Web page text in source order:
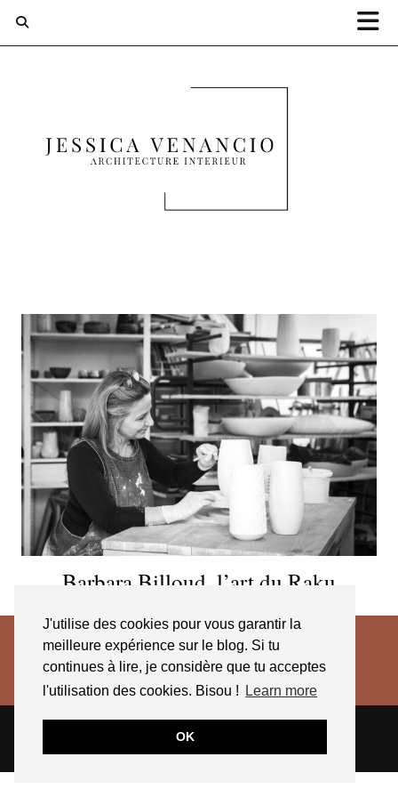
J'utilise des cookies pour vous garantir la
meilleure expérience sur le blog. Si tu
continues à lire, je considère que tu acceptes
l'utilisation des cookies. Bisou !
Learn more
OK
Barbara Billoud, l’art du Raku
THEME CREATED BYpipdig